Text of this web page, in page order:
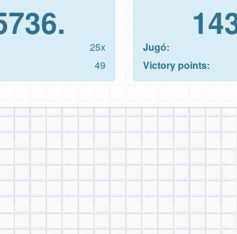
25x
49
Jugó:
Victory points: